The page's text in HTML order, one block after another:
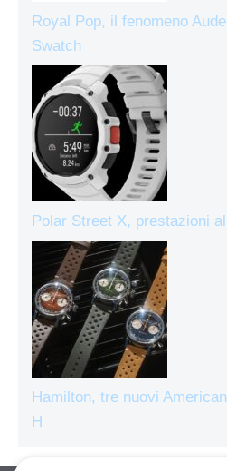
Royal Pop, il fenomeno
Swatch
Polar Street X, prestazioni
Hamilton, tre nuovi
H